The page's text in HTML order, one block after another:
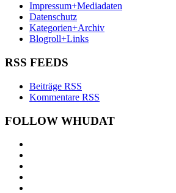
Impressum+Mediadaten
Datenschutz
Kategorien+Archiv
Blogroll+Links
RSS FEEDS
Beiträge RSS
Kommentare RSS
FOLLOW WHUDAT